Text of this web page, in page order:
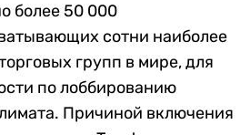
более 50 000
сотни наиболее
групп в мире, для
по лоббированию
Причиной включения